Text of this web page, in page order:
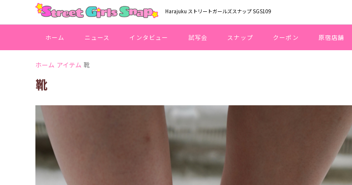
Harajuku ストリートガールズスナップ SGS109
ホーム ニュース インタビュー 試写会 スナップ クーポン 原宿店舗
ホーム アイテム 靴
靴